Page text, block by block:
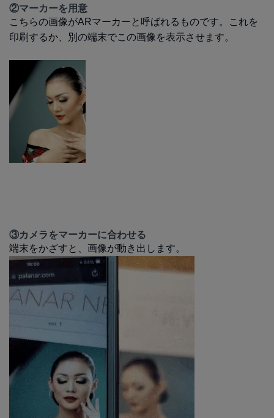
②マーカーを用意
こちらの画像がARマーカーと呼ばれるものです。これを
印刷するか、別の端末でこの画像を表示させます。
③カメラをマーカーに合わせる
端末をかざすと、画像が動き出します。